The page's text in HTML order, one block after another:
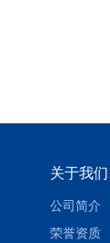
关于我们
公司简介
荣誉资质